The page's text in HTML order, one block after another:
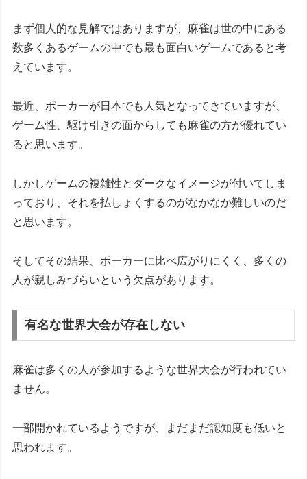
まず個人的な見解ではありますが、麻雀は世の中にある
数多くあるゲームの中でも最も面白いゲームであると考
えています。
最近、ポーカーが日本でも人気となってきていますが、
ゲーム性、駆け引きの面からしても麻雀の方が優れてい
ると思います。
しかしゲームの複雑性とダークなイメージが付いてしま
っており、それを払しょくするのがなかなか難しいのだ
と思います。
そしてその結果、ポーカーに比べ広がりにくく、多くの
人が親しみづらいという欠点があります。
有名な世界大会が存在しない
麻雀は多くの人が参加するような世界大会が行われてい
ません。
一部開かれているようですが、まだまだ認知度も低いと
思われます。